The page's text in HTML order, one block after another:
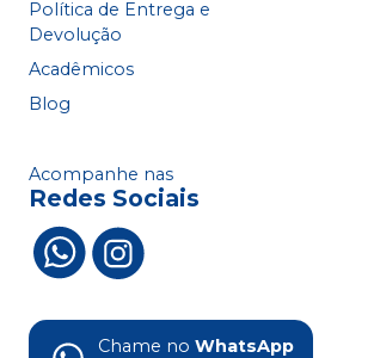
Política de Entrega e
Devolução
Acadêmicos
Blog
Acompanhe nas
Redes Sociais
Chame no WhatsApp